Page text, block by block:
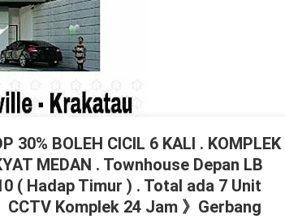
30% BOLEH CICIL 6 KALI . KOMPLEK
MEDAN . Townhouse Depan LB
( Hadap Timur ) . Total ada 7 Unit
CCTV Komplek 24 Jam 》Gerbang